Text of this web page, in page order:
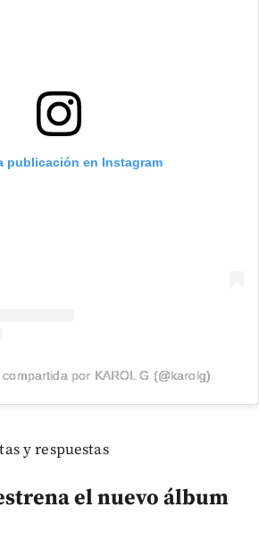
publicación en Instagram
por KAROL G (@karolg)
y respuestas
el nuevo álbum